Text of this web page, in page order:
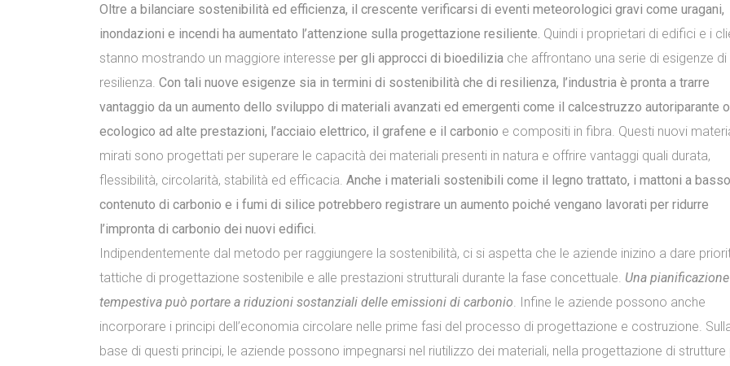
Oltre a bilanciare sostenibilità ed efficienza, il crescente verificarsi di eventi meteorologici gravi come uragani,
inondazioni e incendi ha aumentato l’attenzione sulla progettazione resiliente. Quindi i proprietari di edifici e i
stanno mostrando un maggiore interesse per gli approcci di bioedilizia che affrontano una serie di esigenze di
resilienza. Con tali nuove esigenze sia in termini di sostenibilità che di resilienza, l’industria è pronta a trarre
vantaggio da un aumento dello sviluppo di materiali avanzati ed emergenti come il calcestruzzo autoriparante o
ecologico ad alte prestazioni, l’acciaio elettrico, il grafene e il carbonio e compositi in fibra. Questi nuovi
mirati sono progettati per superare le capacità dei materiali presenti in natura e offrire vantaggi quali durata,
flessibilità, circolarità, stabilità ed efficacia. Anche i materiali sostenibili come il legno trattato, i mattoni a basso
contenuto di carbonio e i fumi di silice potrebbero registrare un aumento poiché vengano lavorati per ridurre
l’impronta di carbonio dei nuovi edifici.
Indipendentemente dal metodo per raggiungere la sostenibilità, ci si aspetta che le aziende inizino a dare
tattiche di progettazione sostenibile e alle prestazioni strutturali durante la fase concettuale. Una
tempestiva può portare a riduzioni sostanziali delle emissioni di carbonio . Infine le aziende possono anche
incorporare i principi dell’economia circolare nelle prime fasi del processo di progettazione e costruzione.
base di questi principi, le aziende possono impegnarsi nel riutilizzo dei materiali, nella progettazione di strutture